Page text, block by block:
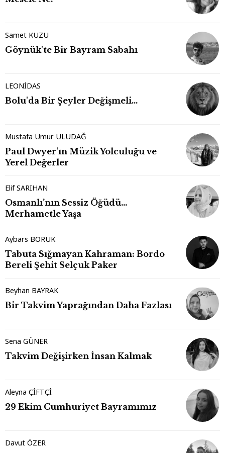
Samet KUZU
Göynük'te Bir Bayram Sabahı
LEONİDAS
Bolu'da Bir Şeyler Değişmeli…
Mustafa Umur ULUDAĞ
Paul Dwyer'ın Müzik Yolculuğu ve
Yerel Değerler
Elif SARIHAN
Osmanlı’nın Sessiz Öğüdü…
Merhametle Yaşa
Aybars BORUK
Tabuta Sığmayan Kahraman: Bordo
Bereli Şehit Selçuk Paker
Beyhan BAYRAK
Bir Takvim Yaprağından Daha Fazlası
Sena GÜNER
Takvim Değişirken İnsan Kalmak
Aleyna ÇİFTÇİ
29 Ekim Cumhuriyet Bayramımız
Davut ÖZER